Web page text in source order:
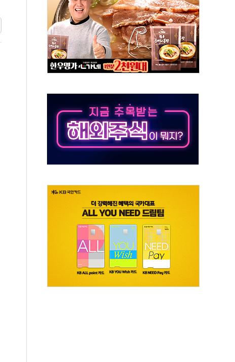
환경미화원 수거차에 치여 사망
난동…60대 남성 2명 숨져
보는 일 없게"…'결혼 페널티' 22개 과제 손본다
터보트 전복…1명 사망·1명 실종
의 날 참석..."국제적 시민 연대로 목소리 내야"
받아친 정청래…제주 연설서 신경전 고조